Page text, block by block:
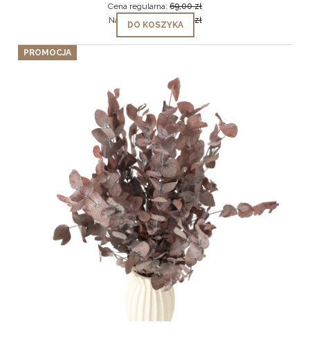
Cena regularna: 69,00 zł
Najniższa cena:69,00 zł
DO KOSZYKA
PROMOCJA